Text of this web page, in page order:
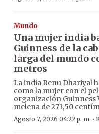
Mundo
Una mujer india
Guinness de la
larga del mundo
metros
La india Renu Dhariyal
como la mujer con el
organización Guinness
melena de 271,50
Agosto 7, 2026 04:22 p. m. ·